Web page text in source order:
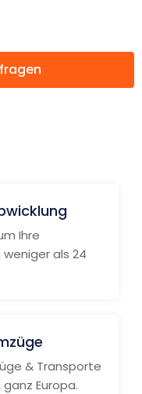
Ihre
als 24
& Transporte
Europa.